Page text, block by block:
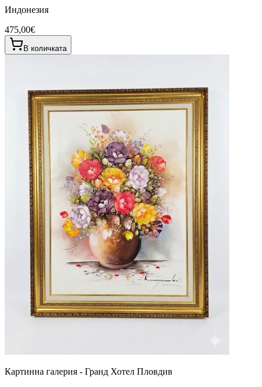
Индонезия
475,00€
В количката
Картинна галерия - Гранд Хотел Пловдив